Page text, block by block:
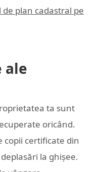
plan cadastral pe
ale
ta sunt
oricând.
copii certificate din
la ghișee.